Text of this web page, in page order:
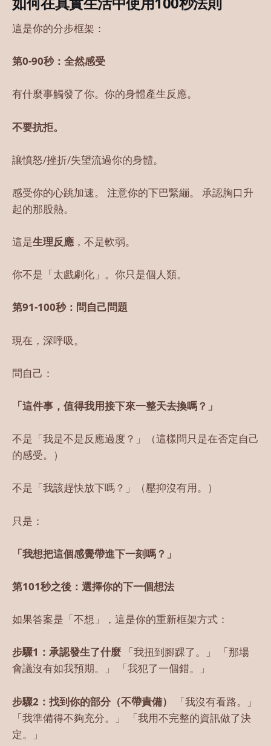
這是你的分步框架：
第0-90秒：全然感受
有什麼事觸發了你。你的身體產生反應。
不要抗拒。
讓憤怒/挫折/失望流過你的身體。
感受你的心跳加速。 注意你的下巴緊繃。 承認胸口升
起的那股熱。
這是生理反應 ，不是軟弱。
你不是「太戲劇化」。你只是個人類。
第91-100秒：問自己問題
現在，深呼吸。
問自己：
「這件事，值得我用接下來一整天去換嗎？」
不是「我是不是反應過度？」（這樣問只是在否定自己
的感受。）
不是「我該趕快放下嗎？」（壓抑沒有用。）
只是：
「我想把這個感覺帶進下一刻嗎？」
第101秒之後：選擇你的下一個想法
如果答案是「不想」，這是你的重新框架方式：
步驟1：承認發生了什麼 「我扭到腳踝了。」 「那場
會議沒有如我預期。」 「我犯了一個錯。」
步驟2：找到你的部分（不帶責備）
「我沒有看路。」
「我準備得不夠充分。」 「我用不完整的資訊做了決
定。」